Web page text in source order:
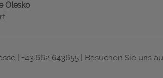
Olesko
| +43 662 643655| Besuchen Sie uns